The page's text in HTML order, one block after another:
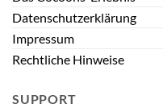
Datenschutzerklärung
Impressum
Rechtliche Hinweise
SUPPORT